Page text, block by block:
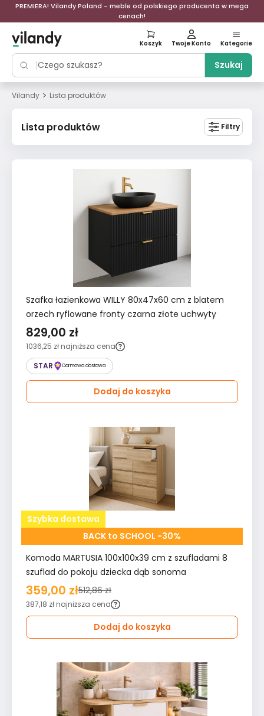
PREMIERA! Vilandy Poland - meble od polskiego producenta w mega
cenach!
Szukaj
Koszyk Twoje Konto Kategorie
Vilandy > Lista produktów
Lista produktów Filtry
Szafka łazienkowa WILLY 80x47x60 cm z blatem
orzech ryflowane fronty czarna złote uchwyty
829,00 zł
1036,25 zł najniższa cena
STAR
Darmowa dostawa
Dodaj do koszyka
Szybka dostawa
BACK to SCHOOL -30%
Komoda MARTUSIA 100x100x39 cm z szufladami 8
szuflad do pokoju dziecka dąb sonoma
359,00 zł512,86 zł
387,18 zł najniższa cena
Dodaj do koszyka